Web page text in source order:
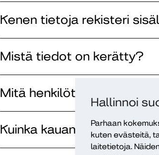
Hallinnoi
Parhaan
kuten evästeitä,
laitetietoja.
Kenen tietoja rekisteri
Mistä tiedot on kerätty?
Mitä henkilötietoja rekisteri
Kuinka kauan rekisterin